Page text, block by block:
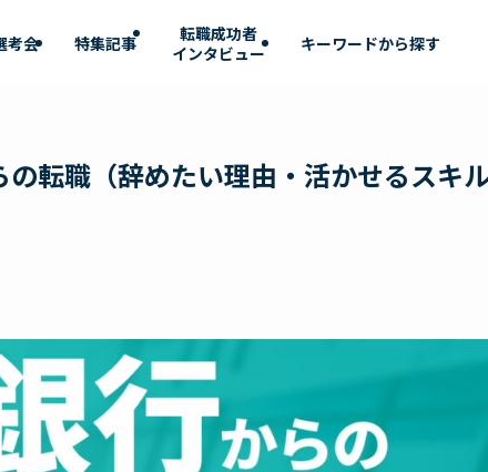
考会 特集記事
転職成功者
インタビュー
の転職（辞めたい理由・活かせるスキ